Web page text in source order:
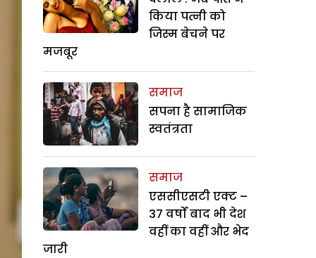
किया पत्नी को
जिस्म बेचने पर
मजबूर
समाज
सपना है सामाजिक
स्वतंत्रता
समाज
एससीएसटी एक्ट –
37 वर्षों बाद भी देश
वहीं का वहीं और भेद
जारी